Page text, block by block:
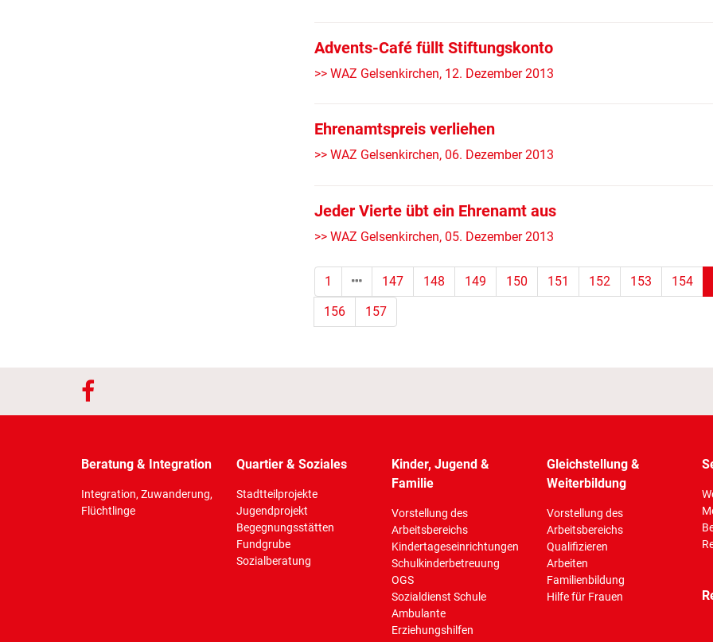
Advents-Café füllt Stiftungskonto
>> WAZ Gelsenkirchen, 12. Dezember 2013
Ehrenamtspreis verliehen
>> WAZ Gelsenkirchen, 06. Dezember 2013
Jeder Vierte übt ein Ehrenamt aus
>> WAZ Gelsenkirchen, 05. Dezember 2013
1 147 148 149 150 151 152 153 154
156
157
Beratung & Integration
Integration, Zuwanderung,
Flüchtlinge
Quartier & Soziales
Stadtteilprojekte
Jugendprojekt
Begegnungsstätten
Fundgrube
Sozialberatung
Kinder, Jugend &
Familie
Vorstellung des
Arbeitsbereichs
Kindertageseinrichtungen
Schulkinderbetreuung
OGS
Sozialdienst Schule
Ambulante
Erziehungshilfen
Gleichstellung &
Weiterbildung
Vorstellung des
Arbeitsbereichs
Qualifizieren
Arbeiten
Familienbildung
Hilfe für Frauen